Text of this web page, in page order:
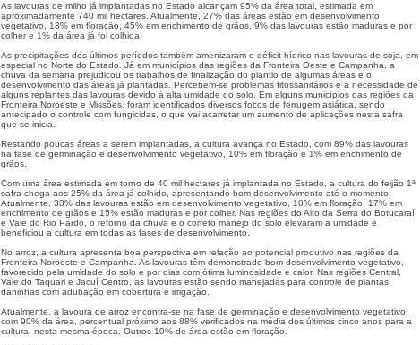
As lavouras de milho já implantadas no Estado alcançam 95% da área total, estimada em
aproximadamente 740 mil hectares. Atualmente, 27% das áreas estão em desenvolvimento
vegetativo, 18% em floração, 45% em enchimento de grãos, 9% das lavouras estão maduras e por
colher e 1% da área já foi colhida.
As precipitações dos últimos períodos também amenizaram o déficit hídrico nas lavouras de soja, em
especial no Norte do Estado. Já em municípios das regiões da Fronteira Oeste e Campanha, a
chuva da semana prejudicou os trabalhos de finalização do plantio de algumas áreas e o
desenvolvimento das áreas já plantadas. Percebem-se problemas fitossanitários e a necessidade de
alguns replantes das lavouras devido à alta umidade do solo. Em alguns municípios das regiões da
Fronteira Noroeste e Missões, foram identificados diversos focos de ferrugem asiática, sendo
antecipado o controle com fungicidas, o que vai acarretar um aumento de aplicações nesta safra
que se inicia.
Restando poucas áreas a serem implantadas, a cultura avança no Estado, com 89% das lavouras
na fase de germinação e desenvolvimento vegetativo, 10% em floração e 1% em enchimento de
grãos.
Com uma área estimada em torno de 40 mil hectares já implantada no Estado, a cultura do feijão 1ª
safra chega aos 25% da área já colhido, apresentando bom desenvolvimento até o momento.
Atualmente, 33% das lavouras estão em desenvolvimento vegetativo, 10% em floração, 17% em
enchimento de grãos e 15% estão maduras e por colher. Nas regiões do Alto da Serra do Botucaraí
e Vale do Rio Pardo, o retorno da chuva e o correto manejo do solo elevaram a umidade e
beneficiou a cultura em todas as fases de desenvolvimento.
No arroz, a cultura apresenta boa perspectiva em relação ao potencial produtivo nas regiões da
Fronteira Noroeste e Campanha. As lavouras têm demonstrado bom desenvolvimento vegetativo,
favorecido pela umidade do solo e por dias com ótima luminosidade e calor. Nas regiões Central,
Vale do Taquari e Jacuí Centro, as lavouras estão sendo manejadas para controle de plantas
daninhas com adubação em cobertura e irrigação.
Atualmente, a lavoura de arroz encontra-se na fase de germinação e desenvolvimento vegetativo,
com 90% da área, percentual próximo aos 88% verificados na média dos últimos cinco anos para a
cultura, nesta mesma época. Outros 10% de área estão em floração.